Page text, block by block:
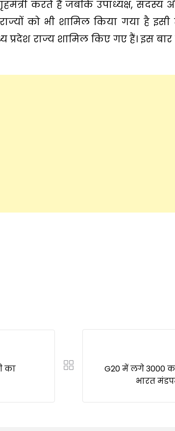
करते हैं जबकि उपाध्यक्ष,
को भी शामिल किया गया है इसी
प्रदेश राज्य शामिल किए गए हैं। इस
का
G20 में लगे 3000
भारत